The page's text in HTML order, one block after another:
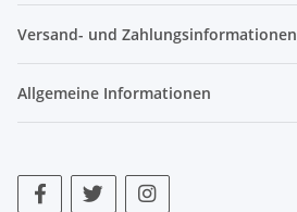
Versand- und Zahlungsinformationen
Allgemeine Informationen